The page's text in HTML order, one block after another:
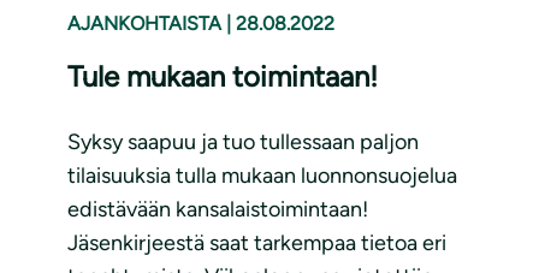
AJANKOHTAISTA 28.08.2022
Tule mukaan toimintaan!
Syksy saapuu ja tuo tullessaan paljon
tilaisuuksia tulla mukaan luonnonsuojelua
edistävään kansalaistoimintaan!
Jäsenkirjeestä saat tarkempaa tietoa eri